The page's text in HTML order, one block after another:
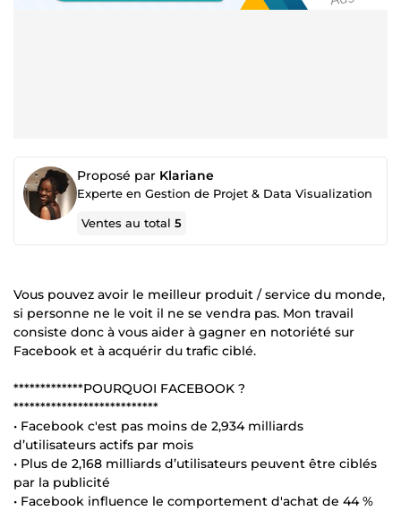
Proposé par Klariane
Experte en Gestion de Projet & Data Visualization
Ventes au total5
Vous pouvez avoir le meilleur produit / service du monde,
si personne ne le voit il ne se vendra pas. Mon travail
consiste donc à vous aider à gagner en notoriété sur
Facebook et à acquérir du trafic ciblé.
*************POURQUOI FACEBOOK ?
***************************
• Facebook c'est pas moins de 2,934 milliards
d’utilisateurs actifs par mois
• Plus de 2,168 milliards d’utilisateurs peuvent être ciblés
par la publicité
• Facebook influence le comportement d'achat de 44 %